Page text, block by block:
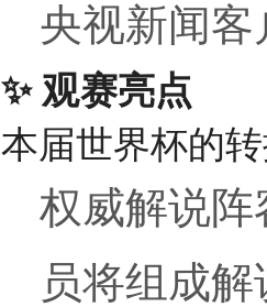
央视新闻客
✨ 观赛亮点
本届世界杯的
权威解说阵
员将组成